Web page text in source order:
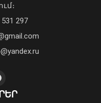
է
297